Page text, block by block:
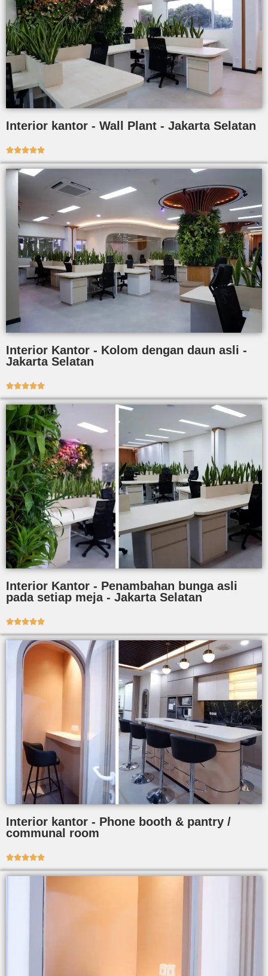
Interior kantor - Wall Plant - Jakarta Selatan

Interior Kantor - Kolom dengan daun asli -
Jakarta Selatan

Interior Kantor - Penambahan bunga asli
pada setiap meja - Jakarta Selatan

Interior kantor - Phone booth & pantry /
communal room
